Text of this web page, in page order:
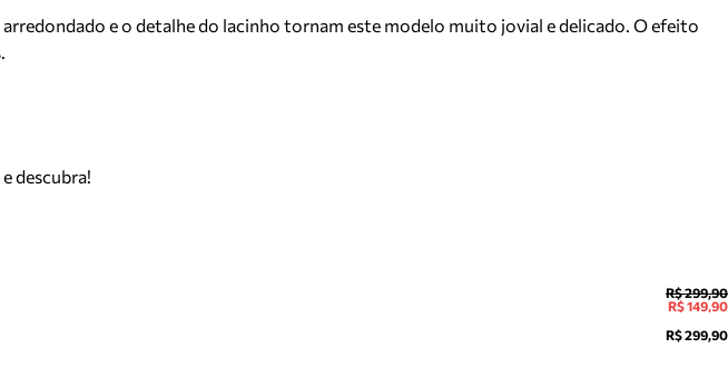
e o detalhe do lacinho tornam este modelo muito jovial e delicado. O efeito
descubra!
R$ 299,90
R$ 149,90
R$ 299,90